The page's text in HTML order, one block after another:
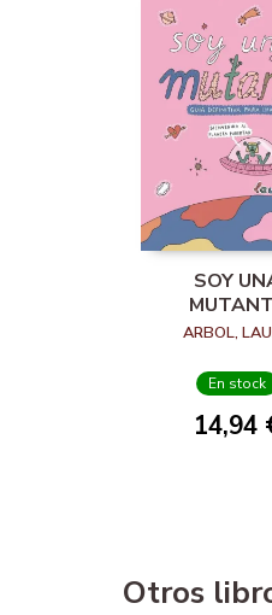
SOY
ARBOL,
En stock
14,94
Otros